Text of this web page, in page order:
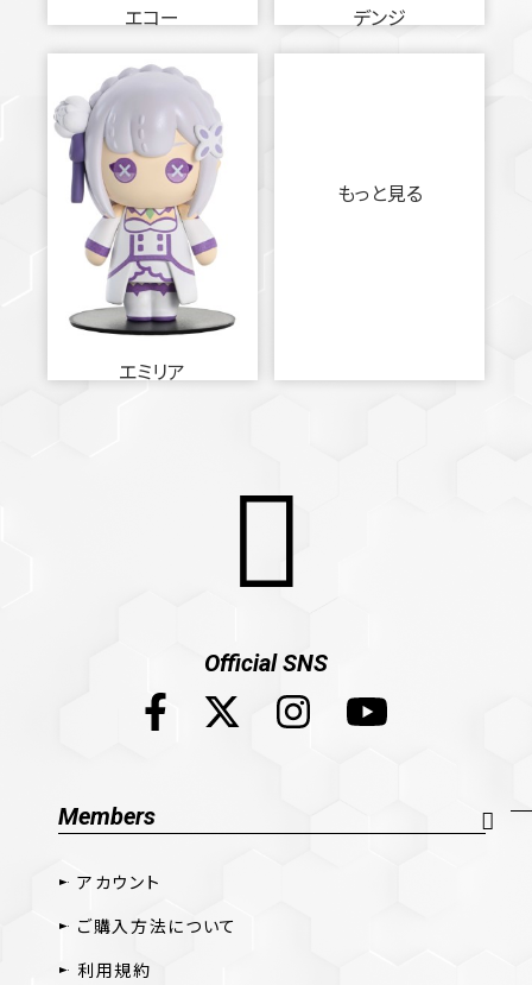
エコー デンジ
エミリア
もっと見る
Official SNS
Members
アカウント
ご購入方法について
利用規約